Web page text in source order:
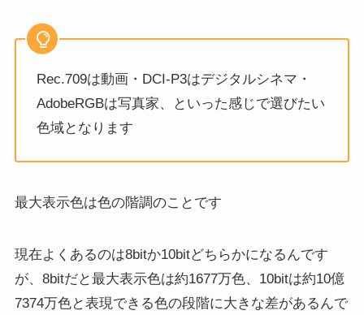
Rec.709は動画・DCI-P3はデジタルシネマ・
AdobeRGBは写真家、といった感じで選びたい
色域となります
最大表示色は色の階調のことです
現在よくあるのは8bitか10bitどちらかになるんです
が、 8bitだと最大表示色は約1677万色、 10bitは約10億
7374万色と表現できる色の段階に大きな差があるんで